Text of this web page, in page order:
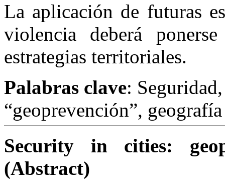
La aplicación de futuras
violencia deberá
estrategias territoriales.
Palabras clave:
“geoprevención”,
Security in cities:
(Abstract)